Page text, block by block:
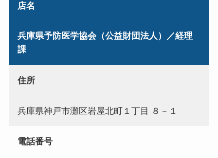
店名
兵庫県予防医学協会（公益財団法人）／経理
課
住所
兵庫県神戸市灘区岩屋北町１丁目 ８－１
電話番号